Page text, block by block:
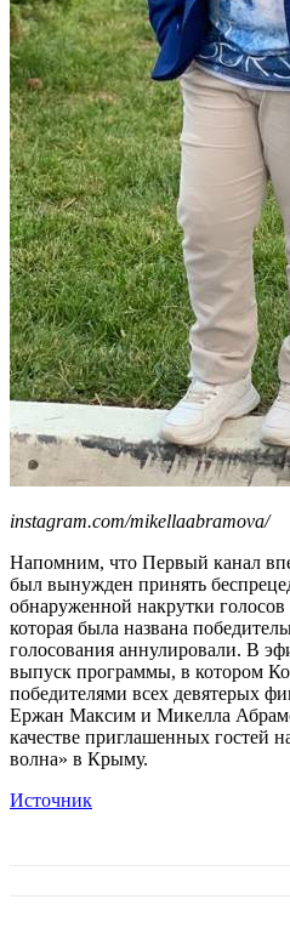
instagram.com/mikellaabramova/
Напомним, что Первый канал
был вынужден принять
обнаруженной накрутки голосов
которая была названа
голосования аннулировали. В
выпуск программы, в котором
победителями всех девятерых
Ержан Максим и Микелла
качестве приглашенных гостей
волна» в Крыму.
Источник